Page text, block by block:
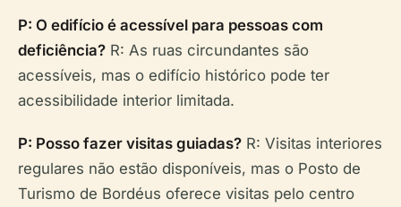
P: O edifício é acessível para pessoas com
deficiência? R: As ruas circundantes são
acessíveis, mas o edifício histórico pode ter
acessibilidade interior limitada.
P: Posso fazer visitas guiadas? R: Visitas interiores
regulares não estão disponíveis, mas o Posto de
Turismo de Bordéus oferece visitas pelo centro